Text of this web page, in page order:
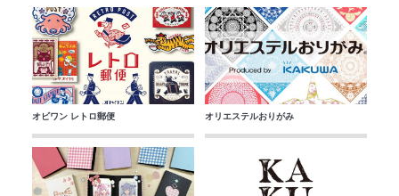
オビワン レトロ郵便 オリエステルおりがみ